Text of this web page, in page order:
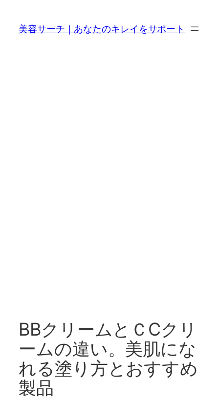
美容サーチ｜あなたのキレイをサポート
BBクリームとＣCクリ
ームの違い。美肌にな
れる塗り方とおすすめ
製品